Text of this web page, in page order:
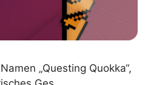
„Questing Quokka“,